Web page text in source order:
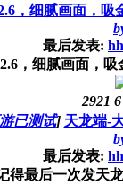
，细腻画面，
最后发表:
，细腻画面，
2921 6
已测试] 天龙端-
最后发表:
得最后一次发天